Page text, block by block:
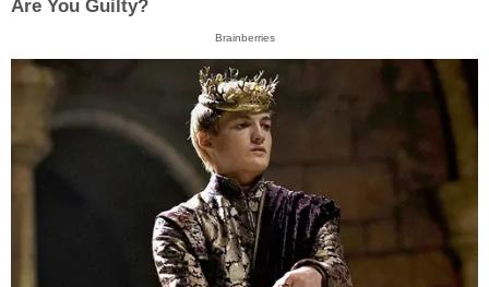
Are You Guilty?
Brainberries